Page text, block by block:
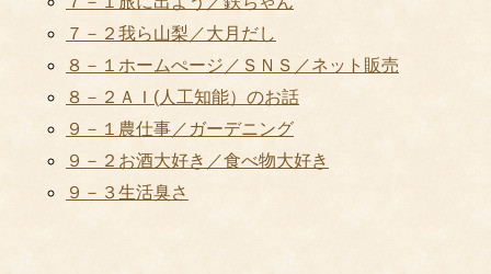
７－２我ら山梨／大月だし
８－１ホームぺージ／ＳＮＳ／ネット販売
８－２ＡＩ(人工知能）のお話
９－１農仕事／ガーデニング
９－２お酒大好き／食べ物大好き
９－３生活臭さ